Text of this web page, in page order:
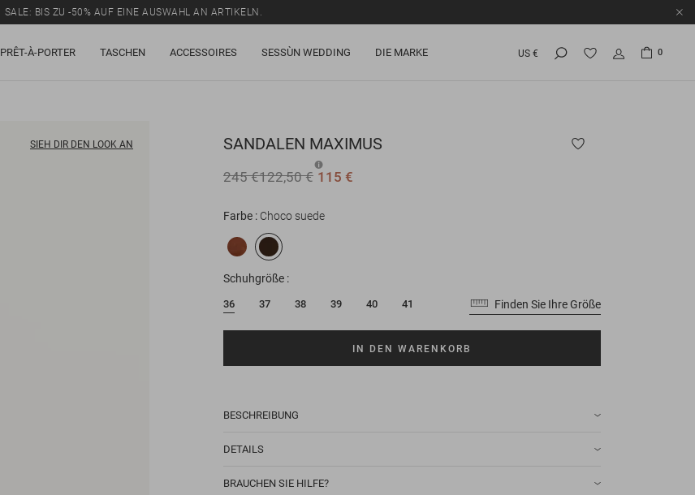
SALE: BIS ZU -50% AUF EINE AUSWAHL AN ARTIKELN.
PRÊT-À-PORTER TASCHEN ACCESSOIRES SESSÙN WEDDING DIE MARKE US € 0
SIEH DIR DEN LOOK AN SANDALEN MAXIMUS
245 €122,50 € 115 €
Farbe Choco suede
Schuhgröße
36 37 38 39 40 41 Finden Sie Ihre Größe
IN DEN WARENKORB
BESCHREIBUNG
DETAILS
BRAUCHEN SIE HILFE?